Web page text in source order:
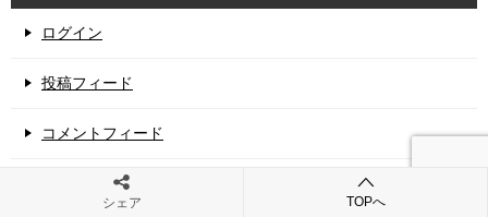
ログイン
投稿フィード
コメントフィード
WordPress.org
シェア TOPへ